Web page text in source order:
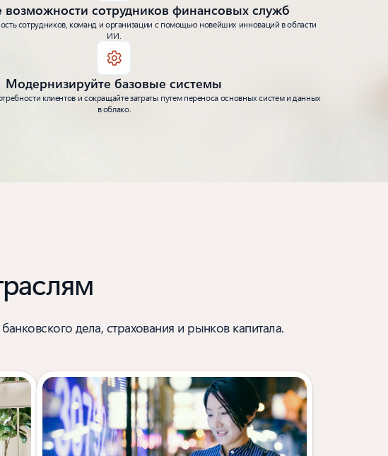
возможности сотрудников финансовых служб
сотрудников, команд и организации с помощью новейших инноваций в области
ИИ.
Модернизируйте базовые системы
клиентов и сокращайте затраты путем переноса основных систем и данных
в облако.
дела, страхования и рынков капитала.